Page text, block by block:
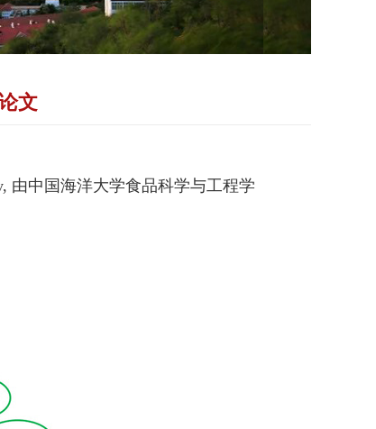
文
由中国海洋大学食品科学与工程学